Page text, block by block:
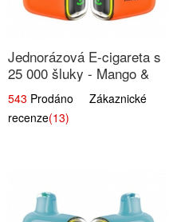
Jednorázová E-cigareta s
25 000 šluky - Mango &
Ananas
543 Prodáno Zákaznické
recenze(13)